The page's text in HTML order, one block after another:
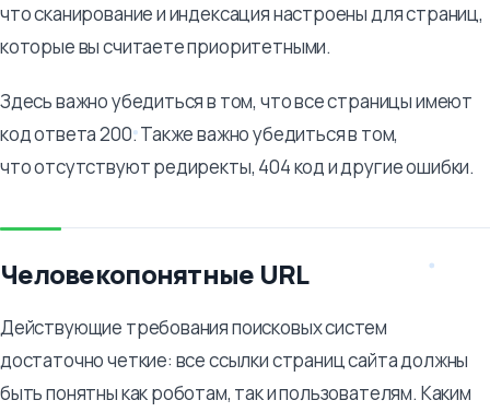
что сканирование и индексация настроены для страниц,
которые вы считаете приоритетными.
Здесь важно убедиться в том, что все страницы имеют
код ответа 200. Также важно убедиться в том,
что отсутствуют редиректы, 404 код и другие ошибки.
Человекопонятные URL
Действующие требования поисковых систем
достаточно четкие: все ссылки страниц сайта должны
быть понятны как роботам, так и пользователям. Каким